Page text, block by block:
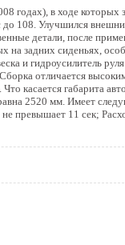
годах), в ходе
до 108. Улучшился
детали, после
на задних сиденьях,
и гидроусилитель
отличается
Что касается
2520 мм. Имеет
превышает 11 сек;